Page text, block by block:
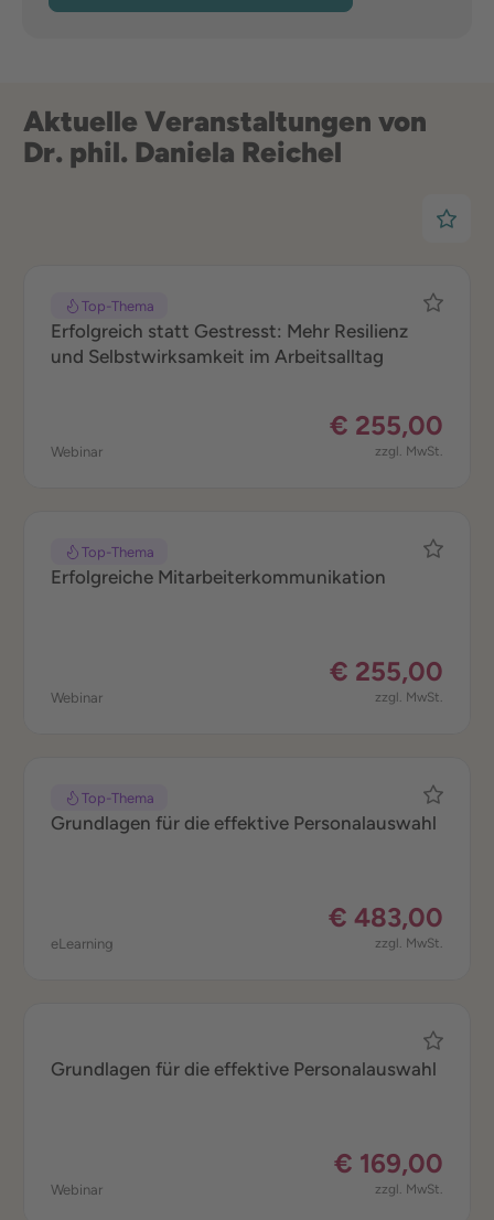
Aktuelle Veranstaltungen von
Dr. phil. Daniela Reichel
Top-Thema
Erfolgreich statt Gestresst: Mehr Resilienz
und Selbstwirksamkeit im Arbeitsalltag
Webinar
€ 255,00
zzgl. MwSt.
Top-Thema
Erfolgreiche Mitarbeiterkommunikation
Webinar
€ 255,00
zzgl. MwSt.
Top-Thema
Grundlagen für die effektive Personalauswahl
eLearning
€ 483,00
zzgl. MwSt.
Grundlagen für die effektive Personalauswahl
Webinar
€ 169,00
zzgl. MwSt.